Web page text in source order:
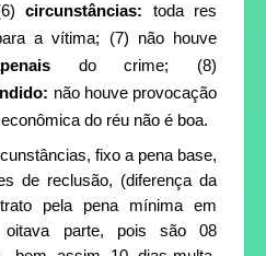
circunstâncias: toda res
a vítima; (7) não houve
do crime; (8)
não houve provocação
do réu não é boa.
fixo a pena base,
de reclusão, (diferença da
pela pena mínima em
oitava parte, pois são 08